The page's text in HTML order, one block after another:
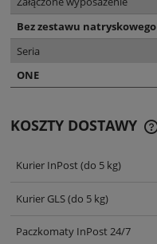
Bez zestawu natryskowego
Seria
ONE
KOSZTY DOSTAWY
Kurier InPost(do 5 kg)
Kurier GLS(do 5 kg)
Paczkomaty InPost 24/7